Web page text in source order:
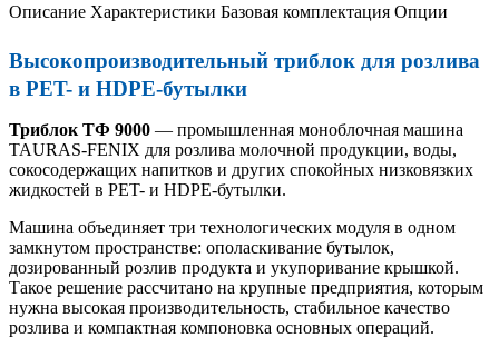
Описание Характеристики Базовая комплектация Опции
Высокопроизводительный триблок для розлива
в PET- и HDPE-бутылки
Триблок ТФ 9000 — промышленная моноблочная машина
TAURAS-FENIX для розлива молочной продукции, воды,
сокосодержащих напитков и других спокойных низковязких
жидкостей в PET- и HDPE-бутылки.
Машина объединяет три технологических модуля в одном
замкнутом пространстве: ополаскивание бутылок,
дозированный розлив продукта и укупоривание крышкой.
Такое решение рассчитано на крупные предприятия, которым
нужна высокая производительность, стабильное качество
розлива и компактная компоновка основных операций.